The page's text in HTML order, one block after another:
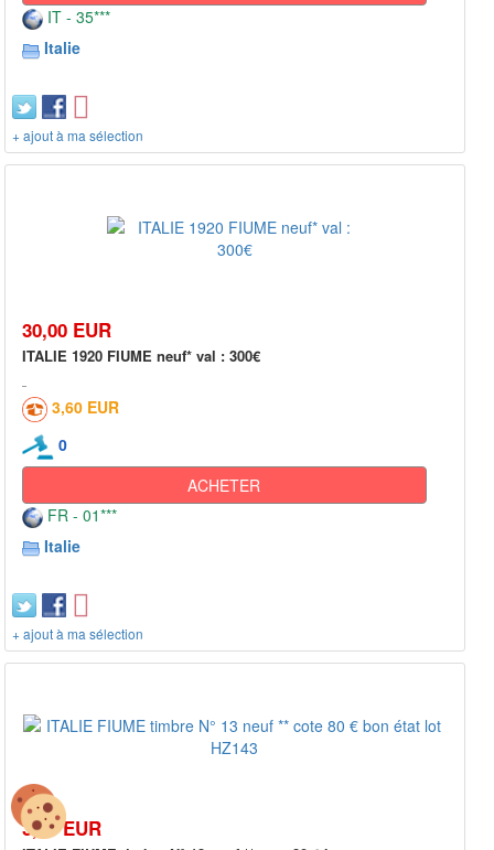
IT - 35***
Italie
+ ajout à ma sélection
30,00 EUR
ITALIE 1920 FIUME neuf* val : 300€
3,60 EUR
0
ACHETER
FR - 01***
Italie
+ ajout à ma sélection
3,00 EUR